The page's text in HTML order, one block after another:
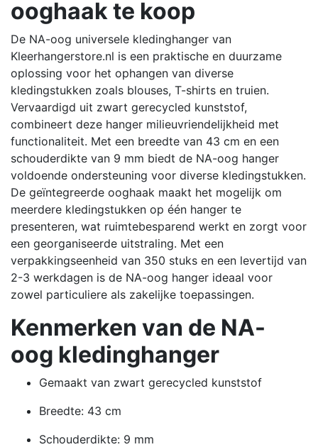
ooghaak te koop
De NA-oog universele kledinghanger van
Kleerhangerstore.nl is een praktische en duurzame
oplossing voor het ophangen van diverse
kledingstukken zoals blouses, T-shirts en truien.
Vervaardigd uit zwart gerecycled kunststof,
combineert deze hanger milieuvriendelijkheid met
functionaliteit. Met een breedte van 43 cm en een
schouderdikte van 9 mm biedt de NA-oog hanger
voldoende ondersteuning voor diverse kledingstukken.
De geïntegreerde ooghaak maakt het mogelijk om
meerdere kledingstukken op één hanger te
presenteren, wat ruimtebesparend werkt en zorgt voor
een georganiseerde uitstraling. Met een
verpakkingseenheid van 350 stuks en een levertijd van
2-3 werkdagen is de NA-oog hanger ideaal voor
zowel particuliere als zakelijke toepassingen.
Kenmerken van de NA-
oog kledinghanger
Gemaakt van zwart gerecycled kunststof
Breedte: 43 cm
Schouderdikte: 9 mm